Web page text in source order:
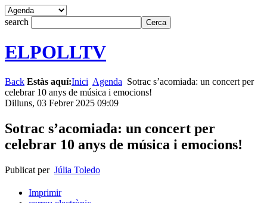
search
ELPOLLTV
Back Estàs aquí:Inici Agenda Sotrac s’acomiada: un concert per
celebrar 10 anys de música i emocions!
Dilluns, 03 Febrer 2025 09:09
Sotrac s’acomiada: un concert per
celebrar 10 anys de música i emocions!
Publicat per Júlia Toledo
Imprimir